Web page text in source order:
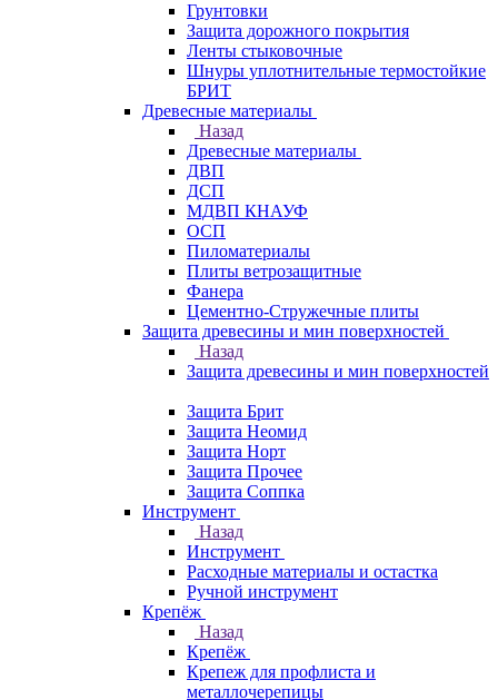
Грунтовки
Защита дорожного покрытия
Ленты стыковочные
Шнуры уплотнительные термостойкие
БРИТ
Древесные материалы
Назад
Древесные материалы
ДВП
ДСП
МДВП КНАУФ
ОСП
Пиломатериалы
Плиты ветрозащитные
Фанера
Цементно-Стружечные плиты
Защита древесины и мин поверхностей
Назад
Защита древесины и мин поверхностей
Защита Брит
Защита Неомид
Защита Норт
Защита Прочее
Защита Соппка
Инструмент
Назад
Инструмент
Расходные материалы и остастка
Ручной инструмент
Крепёж
Назад
Крепёж
Крепеж для профлиста и
металлочерепицы